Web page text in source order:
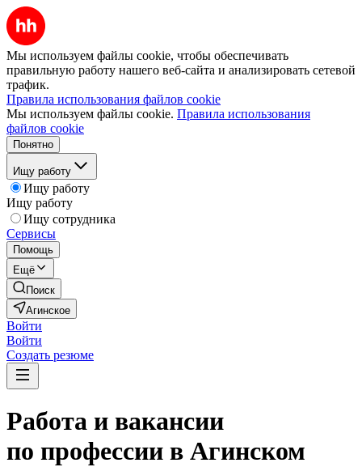
Мы используем файлы cookie, чтобы обеспечивать
правильную работу нашего веб-сайта и анализировать сетевой
трафик.
Правила использования файлов cookie
Мы используем файлы cookie. Правила использования
файлов cookie
Понятно
Ищу работу
Ищу работу
Ищу работу
Ищу сотрудника
Сервисы
Помощь
Ещё
Поиск
Агинское
Войти
Войти
Создать резюме
Работа и вакансии
по профессии в Агинском